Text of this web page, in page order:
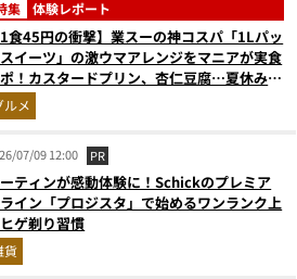
集 体験レポート
1食45円の衝撃】業スーの神コスパ「1Lパッ
イーツ」の激ウマアレンジをマニアが実食
！カスタードプリン、杏仁豆腐…夏休みの
つに最強すぎた
ルメ
07/09 12:00 PR
ティンが感動体験に！Schickのプレミア
イン「プロジスタ」で始めるワンランク上
ゲ剃り習慣
貨